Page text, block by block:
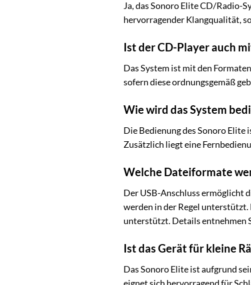
Ja, das Sonoro Elite CD/Radio-
hervorragender Klangqualität,
Ist der CD-Player auch
Das System ist mit den
sofern diese ordnungsgemäß
Wie wird das System
Die Bedienung des Sonoro
Zusätzlich liegt eine
Welche Dateiformate
Der USB-Anschluss ermöglicht
werden in der Regel
unterstützt. Details entnehmen
Ist das Gerät für kleine
Das Sonoro Elite ist aufgrund